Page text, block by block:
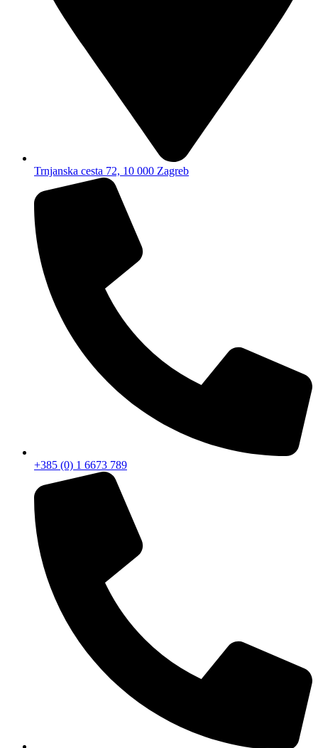
Trnjanska cesta 72, 10 000 Zagreb
+385 (0) 1 6673 789